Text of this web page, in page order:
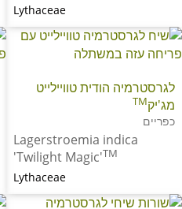
Lythaceae
לגרסטרמיה הודית טוויילייט
מג'יקTM
כפריים
Lagerstroemia indica
'Twilight Magic'TM
Lythaceae